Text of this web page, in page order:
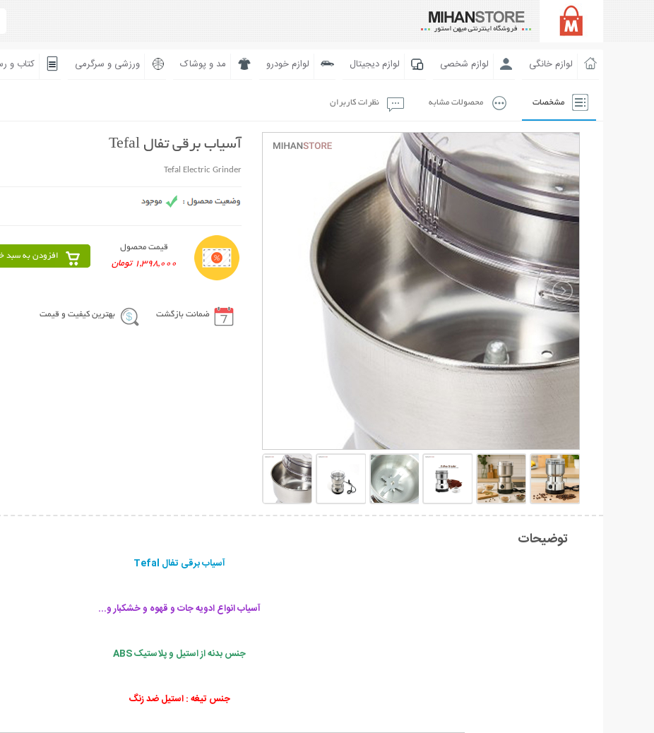
لوازم خانگی لوازم شخصی لوازم دیجیتال لوازم خودرو مد و پوشاک ورزشی و سرگرمی کتاب و
مشخصات محصولات مشابه نظرات کاربران
آسیاب برقی تفال Tefal
Tefal Electric Grinder
قیمت محصول
1,398,000 تومان
افزودن به سبد
ضمانت بازگشت بهترین کیفیت و قیمت
توضیحات
آسیاب برقی تفال Tefal
آسیاب انواع ادویه جات و قهوه و خشکبار و...
جنس بدنه از استیل و پلاستیک ABS
جنس تیغه : استیل ضد زنگ